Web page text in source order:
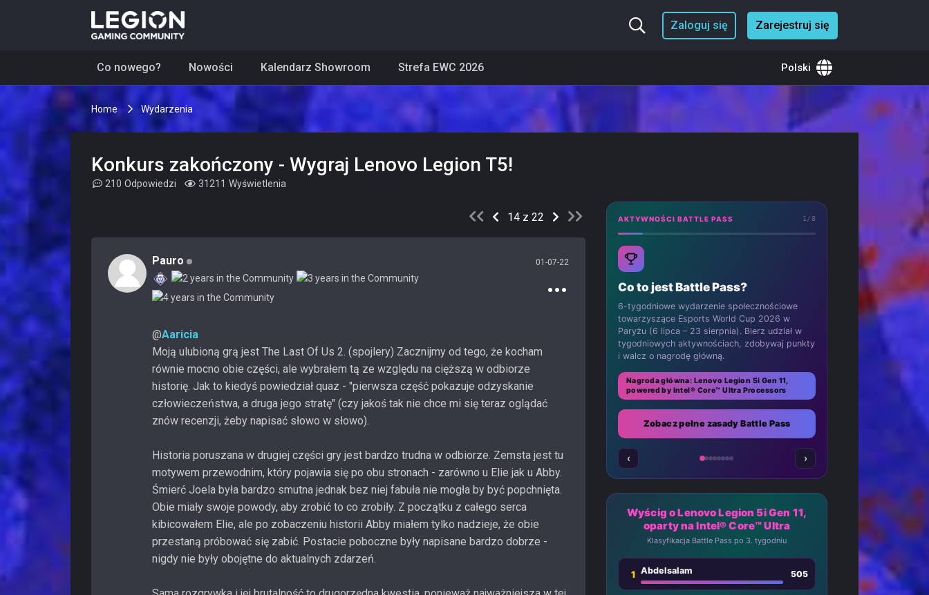
Zaloguj się Zarejestruj się
Co nowego? Nowości Kalendarz Showroom Strefa EWC 2026 Polski
Home Wydarzenia
Konkurs zakończony - Wygraj Lenovo Legion T5!
210 Odpowiedzi 31211 Wyświetlenia
14 z 22
Pauro 01-07-22
@Aaricia
Moją ulubioną grą jest The Last Of Us 2. (spojlery) Zacznijmy od tego, że kocham
równie mocno obie części, ale wybrałem tą ze względu na cięższą w odbiorze
historię. Jak to kiedyś powiedział quaz - "pierwsza część pokazuje odzyskanie
człowieczeństwa, a druga jego stratę" (czy jakoś tak nie chce mi się teraz oglądać
znów recenzji, żeby napisać słowo w słowo).
Historia poruszana w drugiej części gry jest bardzo trudna w odbiorze. Zemsta jest tu
motywem przewodnim, który pojawia się po obu stronach - zarówno u Elie jak u Abby.
Śmierć Joela była bardzo smutna jednak bez niej fabuła nie mogła by być popchnięta.
Obie miały swoje powody, aby zrobić to co zrobiły. Z początku z całego serca
kibicowałem Elie, ale po zobaczeniu historii Abby miałem tylko nadzieje, że obie
przestaną próbować się zabić. Postacie poboczne były napisane bardzo dobrze -
nigdy nie były obojętne do aktualnych zdarzeń.
AKTYWNOŚCI BATTLE PASS 1 /8
Co to jest Battle Pass?
6-tygodniowe wydarzenie społecznościowe
towarzyszące Esports World Cup 2026 w
Paryżu (6 lipca – 23 sierpnia). Bierz udział w
tygodniowych aktywnościach, zdobywaj punkty
i walcz o nagrodę główną.
Nagroda główna: Lenovo Legion 5i Gen 11,
powered by Intel® Core™ Ultra Processors
Zobacz pełne zasady Battle Pass
‹ ›
Wyścig o Lenovo Legion 5i Gen 11,
oparty na Intel® Core™ Ultra
Klasyfikacja Battle Pass po 3. tygodniu
1 Abdelsalam 505